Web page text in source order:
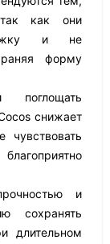
как они
и не
форму
поглощать
снижает
и
сохранять
длительном